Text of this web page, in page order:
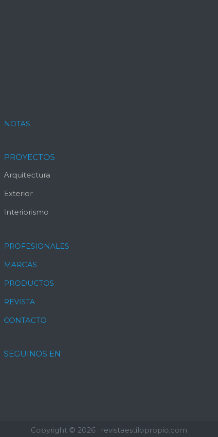
NOTAS
PROYECTOS
Arquitectura
Exterior
Interiorismo
PROFESIONALES
MARCAS
PRODUCTOS
REVISTA
CONTACTO
SEGUINOS EN
Copyright © 2026 · revistaestilopropio.com